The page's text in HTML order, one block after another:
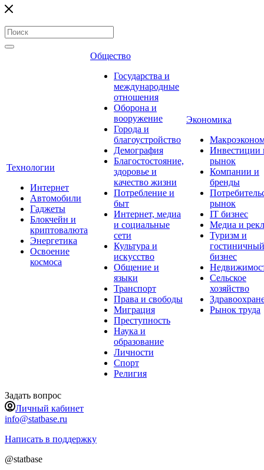
Технологии
Интернет
Автомобили
Гаджеты
Блокчейн и
криптовалюта
Энергетика
Освоение
космоса
Общество
Государства и
международные
отношения
Оборона и
вооружение
Города и
благоустройство
Демография
Благостостояние,
здоровье и
качество жизни
Потребление и
быт
Интернет, медиа
и социальные
сети
Культура и
искусство
Общение и
языки
Транспорт
Права и свободы
Миграция
Преступность
Наука и
образование
Личности
Спорт
Религия
Экономика
Инвестиции
рынок
Компании и
бренды
рынок
IT бизнес
Медиа и
Туризм и
гостиничный
бизнес
Сельское
хозяйство
Рынок труда
Задать вопрос
Личный кабинет
info@statbase.ru
Написать в поддержку
@statbase